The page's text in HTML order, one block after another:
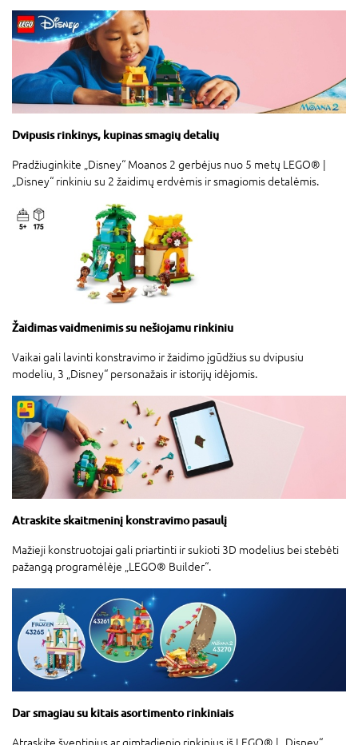
Dvipusis rinkinys, kupinas smagių detalių
Pradžiuginkite „Disney“ Moanos 2 gerbėjus nuo 5 metų LEGO® |
„Disney“ rinkiniu su 2 žaidimų erdvėmis ir smagiomis detalėmis.
Žaidimas vaidmenimis su nešiojamu rinkiniu
Vaikai gali lavinti konstravimo ir žaidimo įgūdžius su dvipusiu
modeliu, 3 „Disney“ personažais ir istorijų idėjomis.
Atraskite skaitmeninį konstravimo pasaulį
Mažieji konstruotojai gali priartinti ir sukioti 3D modelius bei stebėti
pažangą programėlėje „LEGO® Builder“.
Dar smagiau su kitais asortimento rinkiniais